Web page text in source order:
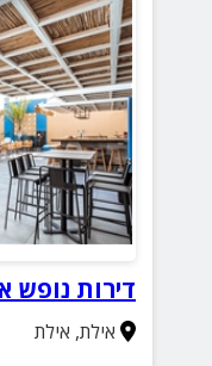
דירות נופש
אילת, אילת